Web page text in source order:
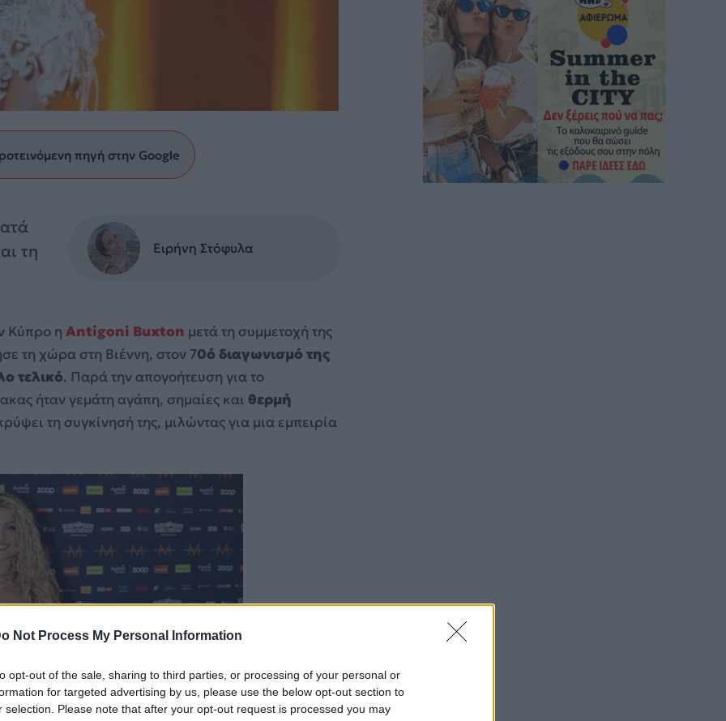
Not Process My Personal Information
opt-out of the sale, sharing to third parties, or processing of your personal or
for targeted advertising by us, please use the below opt-out section to
selection. Please note that after your opt-out request is processed you may
πηγή στην Google
τη
Ειρήνη Στόφυλα
Κύπρο η Antigoni Buxton μετά τη συμμετοχή της
τη χώρα στη Βιέννη, στον 70ό διαγωνισμό της
τελικό. Παρά την απογοήτευση για το
ήταν γεμάτη αγάπη, σημαίες και θερμή
τη συγκίνησή της, μιλώντας για μια εμπειρία